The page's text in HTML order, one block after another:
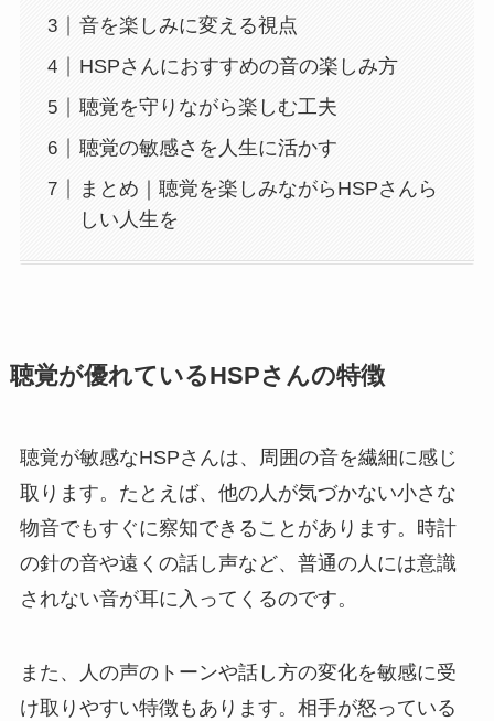
音を楽しみに変える視点
HSPさんにおすすめの音の楽しみ方
聴覚を守りながら楽しむ工夫
聴覚の敏感さを人生に活かす
まとめ｜聴覚を楽しみながらHSPさんら
しい人生を
聴覚が優れているHSPさんの特徴
聴覚が敏感なHSPさんは、周囲の音を繊細に感じ
取ります。たとえば、他の人が気づかない小さな
物音でもすぐに察知できることがあります。時計
の針の音や遠くの話し声など、普通の人には意識
されない音が耳に入ってくるのです。
また、人の声のトーンや話し方の変化を敏感に受
け取りやすい特徴もあります。相手が怒っている